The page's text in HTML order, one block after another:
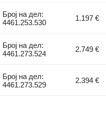
Број на дел:
4461.253.530
1.197 €
Број на дел:
4461.273.524
2.749 €
Број на дел:
4461.273.529
2.394 €